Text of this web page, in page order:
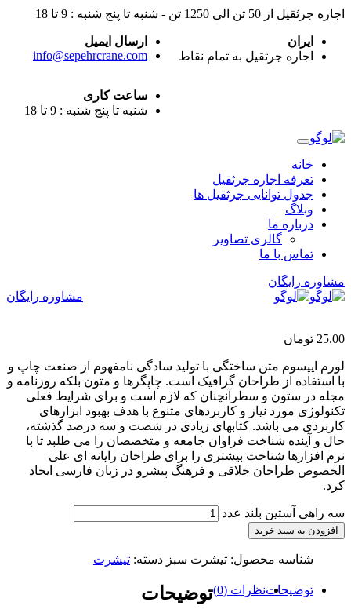
اجاره جرثقیل از 50 تن الی 1250 تن - شنبه تا پنج شنبه : 9 تا 18
ایران
اجاره جرثقیل به تمام نقاط
ارسال ایمیل
info@sepehrcrane.com
ساعت کاری
شنبه تا پنج شنبه : 9 تا 18
خانه
تعرفه اجاره جرثقیل
جدول توانایی جرثقیل ها
وبلاگ
درباره ما
گالری تصاویر
تماس با ما
مشاوره رایگان
مشاوره رایگان
25.00 تومان
لورم ایپسوم متن ساختگی با تولید سادگی نامفهوم از صنعت چاپ و
با استفاده از طراحان گرافیک است. چاپگرها و متون بلکه روزنامه و
مجله در ستون و سطرآنچنان که لازم است و برای شرایط فعلی
تکنولوژی مورد نیاز و کاربردهای متنوع با هدف بهبود ابزارهای
کاربردی می باشد. کتابهای زیادی در شصت و سه درصد گذشته،
حال و آینده شناخت فراوان جامعه و متخصصان را می طلبد تا با
نرم افزارها شناخت بیشتری را برای طراحان رایانه ای علی
الخصوص طراحان خلاقی و فرهنگ پیشرو در زبان فارسی ایجاد
کرد.
سه راهی آستین بلند عدد
افزودن به سبد خرید
شناسه محصول: تیشرت سبز دسته: تیشرت
توضیحاتنظرات (0) توضیحات